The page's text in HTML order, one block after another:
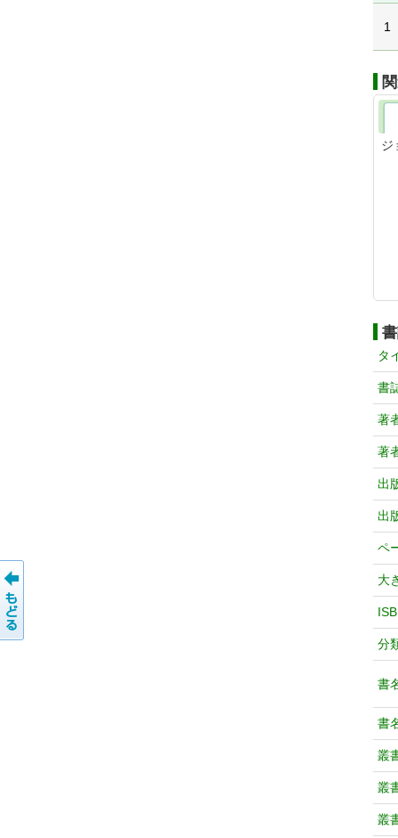
1
ジ
タ
書
著
著
出
出
ペ
大
分
書
書
叢
叢
叢